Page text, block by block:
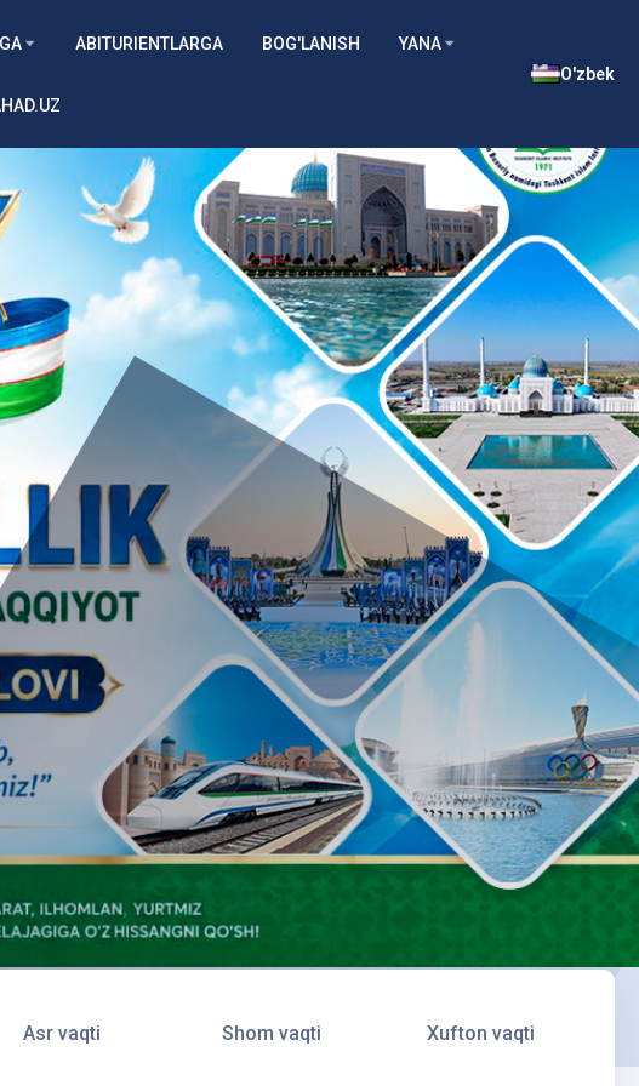
ABITURIENTLARGA BOG'LANISH YANA
O'zbek
Asr vaqti Shom vaqti Xufton vaqti